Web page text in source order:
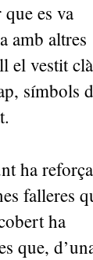
es va
amb altres
el vestit
símbols
ha
falleres
ha
que,